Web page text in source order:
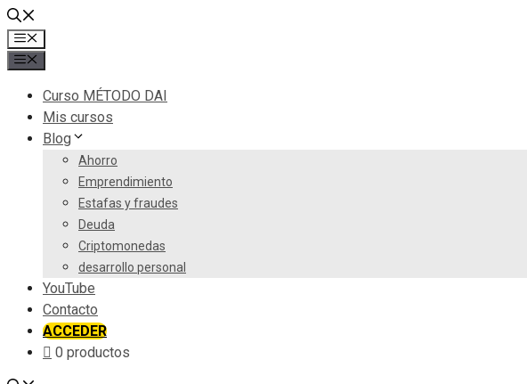
Saltar
al
contenido
Menú
Curso MÉTODO DAI
Mis cursos
Blog
Ahorro
Emprendimiento
Estafas y fraudes
Deuda
Criptomonedas
desarrollo personal
YouTube
Contacto
ACCEDER
0 productos